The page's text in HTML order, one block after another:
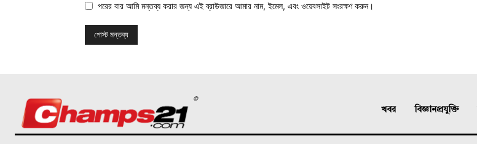
পরের বার আমি মন্তব্য করার জন্য এই ব্রাউজারে আমার নাম, ইমেল, এবং ওয়েবসাইট সংরক্ষণ করুন।
©
খবর বিজ্ঞানপ্রযুক্তি